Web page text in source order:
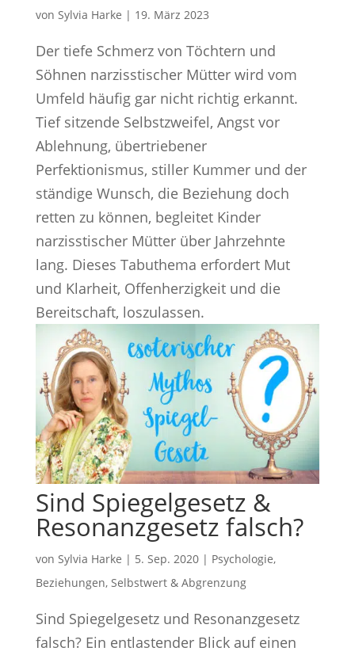
von Sylvia Harke | 19. März 2023
Der tiefe Schmerz von Töchtern und
Söhnen narzisstischer Mütter wird vom
Umfeld häufig gar nicht richtig erkannt.
Tief sitzende Selbstzweifel, Angst vor
Ablehnung, übertriebener
Perfektionismus, stiller Kummer und der
ständige Wunsch, die Beziehung doch
retten zu können, begleitet Kinder
narzisstischer Mütter über Jahrzehnte
lang. Dieses Tabuthema erfordert Mut
und Klarheit, Offenherzigkeit und die
Bereitschaft, loszulassen.
Sind Spiegelgesetz &
Resonanzgesetz falsch?
von Sylvia Harke | 5. Sep. 2020| Psychologie,
Beziehungen, Selbstwert & Abgrenzung
Sind Spiegelgesetz und Resonanzgesetz
falsch? Ein entlastender Blick auf einen